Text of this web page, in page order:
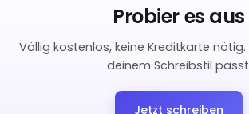
Probier es aus
Völlig kostenlos, keine Kreditkarte nötig.
deinem Schreibstil
Jetzt schreiben